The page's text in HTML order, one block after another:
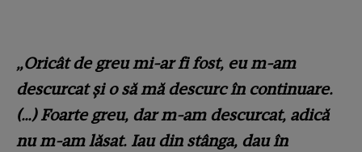
„Oricât de greu mi-ar fi fost, eu m-am
descurcat și o să mă descurc în continuare.
(…) Foarte greu, dar m-am descurcat, adică
nu m-am lăsat. Iau din stânga, dau în